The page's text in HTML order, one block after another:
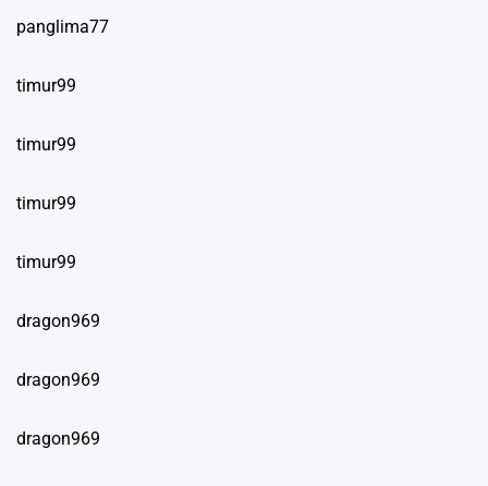
panglima77
timur99
timur99
timur99
timur99
dragon969
dragon969
dragon969